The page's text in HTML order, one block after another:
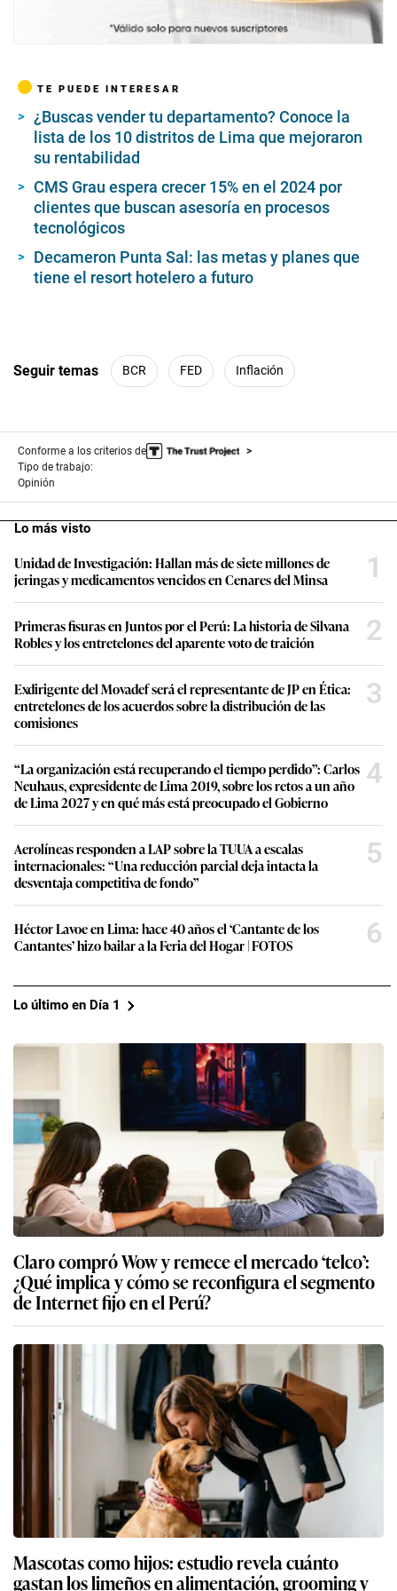
TE PUEDE INTERESAR
¿Buscas vender tu departamento? Conoce la
lista de los 10 distritos de Lima que mejoraron
su rentabilidad
CMS Grau espera crecer 15% en el 2024 por
clientes que buscan asesoría en procesos
tecnológicos
Decameron Punta Sal: las metas y planes que
tiene el resort hotelero a futuro
Seguir temas BCR FED Inflación
Conforme a los criterios de
Tipo de trabajo:
Opinión
Lo más visto
Unidad de Investigación: Hallan más de siete millones de
jeringas y medicamentos vencidos en Cenares del Minsa
1
Primeras fisuras en Juntos por el Perú: La historia de Silvana
Robles y los entretelones del aparente voto de traición
2
Exdirigente del Movadef será el representante de JP en Ética:
entretelones de los acuerdos sobre la distribución de las
comisiones
3
“La organización está recuperando el tiempo perdido”: Carlos
Neuhaus, expresidente de Lima 2019, sobre los retos a un año
de Lima 2027 y en qué más está preocupado el Gobierno
4
Aerolíneas responden a LAP sobre la TUUA a escalas
internacionales: “Una reducción parcial deja intacta la
desventaja competitiva de fondo”
5
Héctor Lavoe en Lima: hace 40 años el ‘Cantante de los
Cantantes’ hizo bailar a la Feria del Hogar | FOTOS
6
Lo último en Día 1
Claro compró Wow y remece el mercado ‘telco’:
¿Qué implica y cómo se reconfigura el segmento
de Internet fijo en el Perú?
Mascotas como hijos: estudio revela cuánto
gastan los limeños en alimentación, grooming y